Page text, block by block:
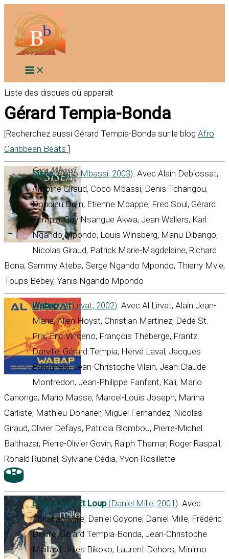
contenu
Liste des disques où apparaît
Gérard Tempia-Bonda
[Recherchez aussi Gérard Tempia-Bonda sur le blog Afro
Caribbean Beats ]
Siséa(Coco Mbassi, 2003). Avec Alain Debiossat,
Antoine Giraud, Coco Mbassi, Denis Tchangou,
Dondieu Divin, Etienne Mbappe, Fred Soul, Gérard
Templa, Guy Nsangue Akwa, Jean Wellers, Karl
Ngando Mpondo, Louis Winsberg, Manu Dibango,
Nicolas Giraud, Patrick Marie-Magdelaine, Richard
Bona, Sammy Ateba, Serge Ngando Mpondo, Thierry Mvie,
Toups Bebey, Yanis Ngando Mpondo
Wabap(Al Lirvat, 2002). Avec Al Lirvat, Alain Jean-
Marie, Allen Hoyst, Christian Martinez, Dédé St.
Prix, Eric Vinceno, François Théberge, Frantz
Dorville, Gérard Tempia, Hervé Laval, Jacques
Bolognesi, Jean-Christophe Vilain, Jean-Claude
Montredon, Jean-Philippe Fanfant, Kali, Mario
Canonge, Mario Masse, Marcel-Louis Joseph, Marina
Carliste, Mathieu Donarier, Miguel Fernandez, Nicolas
Giraud, Olivier Defays, Patricia Blombou, Pierre-Michel
Balthazar, Pierre-Olivier Govin, Ralph Thamar, Roger Raspail,
Ronald Rubinel, Sylviane Cédia, Yvon Rosillette
Entre Chien Et Loup(Daniel Mille, 2001). Avec
Christian Mille, Daniel Goyone, Daniel Mille, Frédéric
Deville, Gérard Tempia-Bonda, Jean-Christophe
Maillard, Jules Bikoko, Laurent Dehors, Minimo